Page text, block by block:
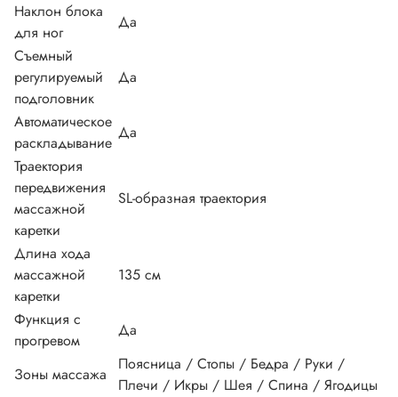
Наклон блока
для ног
Да
Съемный
регулируемый
подголовник
Да
Автоматическое
раскладывание
Да
Траектория
передвижения
массажной
каретки
SL-образная траектория
Длина хода
массажной
каретки
135 см
Функция с
прогревом
Да
Зоны массажа
Поясница / Стопы / Бедра / Руки /
Плечи / Икры / Шея / Спина / Ягодицы